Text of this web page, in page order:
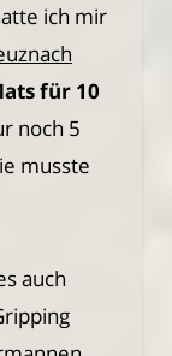
ich mir
für 10
noch 5
musste
auch